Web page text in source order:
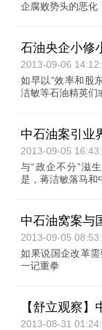
企腐败势头的恶化
石油央企小修
2013-09-06
如早以“效率和股
洁敏等石油精英们
中石油案引业
2013-09-05
与“政企不分”滋
是，蒋洁敏落马和
中石油窝案与
2013-09-05
如果说国企改革
一记重拳
【舒立观察
2013-08-31